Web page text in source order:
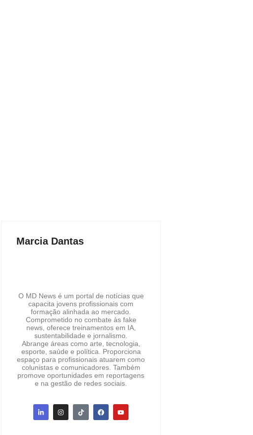
Marcia Dantas
O MD News é um portal de notícias que
capacita jovens profissionais com
formação alinhada ao mercado.
Comprometido no combate às fake
news, oferece treinamentos em IA,
sustentabilidade e jornalismo.
Abrange áreas como arte, tecnologia,
esporte, saúde e política. Proporciona
espaço para profissionais atuarem como
colunistas e comunicadores. Também
promove oportunidades em reportagens
e na gestão de redes sociais.